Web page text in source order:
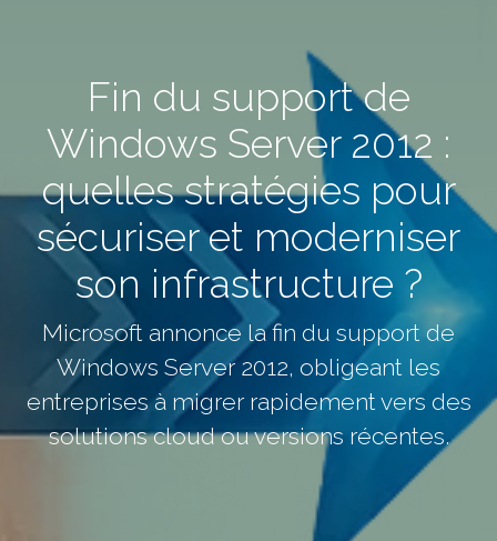
Fin du support de
Windows Server 2012 :
quelles stratégies pour
sécuriser et moderniser
son infrastructure ?
Microsoft annonce la fin du support de
Windows Server 2012, obligeant les
entreprises à migrer rapidement vers des
solutions cloud ou versions récentes.